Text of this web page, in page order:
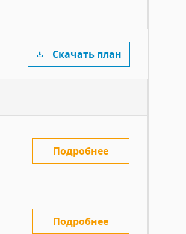
Скачать план
Подробнее
Подробнее